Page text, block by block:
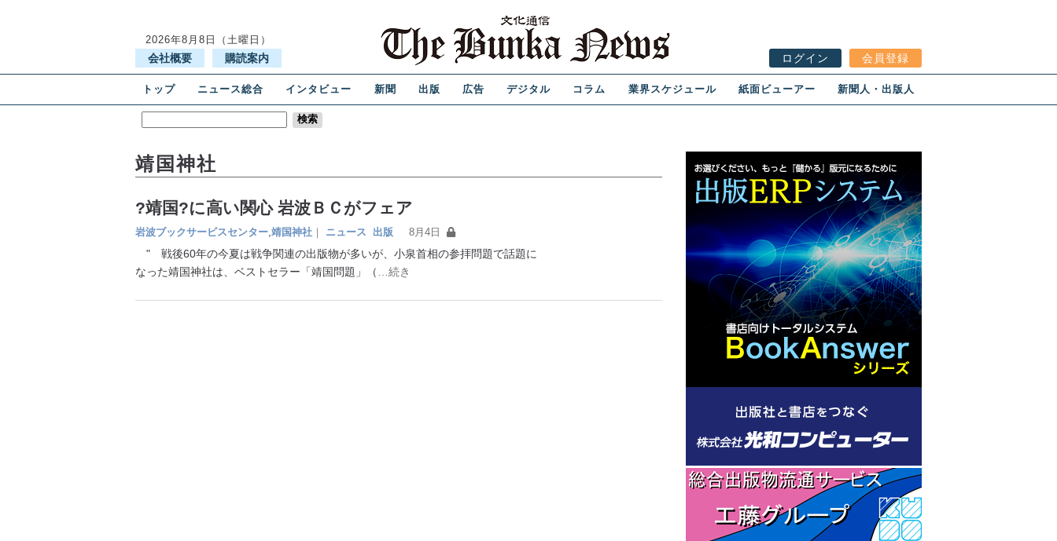
2026年8月8日（土曜日）
会社概要 購読案内 ログイン 会員登録
トップ ニュース総合 インタビュー 新聞 出版 広告 デジタル コラム 業界スケジュール 紙面ビューアー 新聞人・出版人
靖国神社
?靖国?に高い関心 岩波ＢＣがフェア
岩波ブックサービスセンター,靖国神社 ｜ ニュース 出版 8月4日
" 戦後60年の今夏は戦争関連の出版物が多いが、小泉首相の参拝問題で話題に
なった靖国神社は、ベストセラー「靖国問題」（
…続き